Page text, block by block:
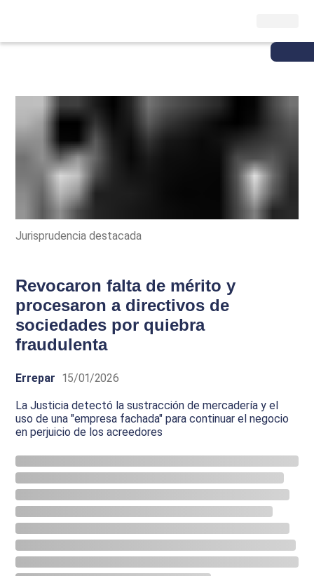
Jurisprudencia destacada
Revocaron falta de mérito y
procesaron a directivos de
sociedades por quiebra
fraudulenta
Errepar 15/01/2026
La Justicia detectó la sustracción de mercadería y el
uso de una "empresa fachada" para continuar el negocio
en perjuicio de los acreedores